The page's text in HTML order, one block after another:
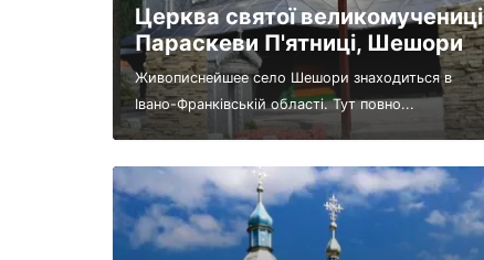
Церква святої великомучениці
Параскеви П'ятниці, Шешори
Живописнейшее село Шешори знаходиться в
Івано-Франківській області. Тут повно...